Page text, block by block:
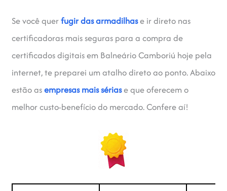
Se você querfugir das armadilhase ir direto nas
certificadoras mais seguras para a compra de
certificados digitais em Balneário Camboriú hoje pela
internet, te preparei um atalho direto ao ponto. Abaixo
estão asempresas mais sériase que oferecem o
melhor custo-benefício do mercado. Confere aí!